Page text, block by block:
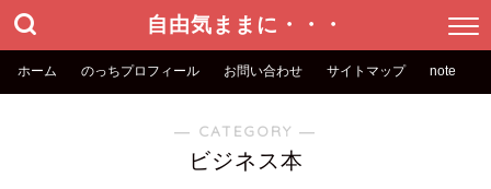
自由気ままに・・・
ホーム のっちプロフィール お問い合わせ サイトマップ note
― CATEGORY ―
ビジネス本